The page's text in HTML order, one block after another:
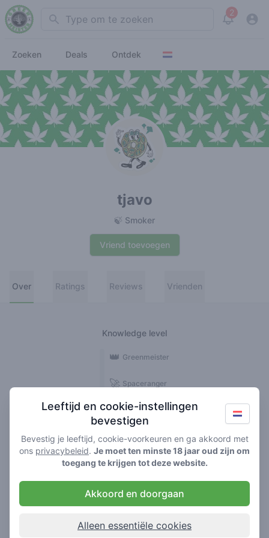
Search 2
View
Zoeken Deals Ontdek
tjavo
🍃 Smoker
Vriend toevoegen
Over Ratings Reviews Vrienden
Knowledge level
🍃 Smoker
🌱 Roller
🥦 Stoner
🚀 Spaceranger
👑 Greenmeister
Reviews
Leeftijd en cookie-instellingen
bevestigen
Bevestig je leeftijd, cookie-voorkeuren en ga akkoord met
ons privacybeleid. Je moet ten minste 18 jaar oud zijn om
toegang te krijgen tot deze website.
Akkoord en doorgaan
Alleen essentiële cookies